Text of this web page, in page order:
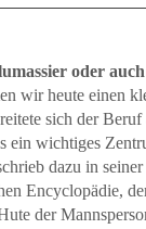
oder
wir heute einen
sich der
ein wichtiges
dazu in
Encyclopädie,
der